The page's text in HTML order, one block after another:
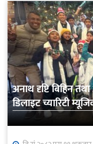
अनाथ दृष्टि बिहिन
डिलाइट च्यारिटी
समाचार)